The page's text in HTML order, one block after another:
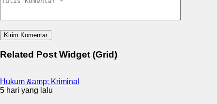
Related Post Widget (Grid)
Hukum &amp; Kriminal
5 hari yang lalu